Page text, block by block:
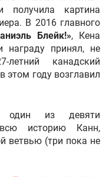
картина
В 2016 главного
Блейк!», Кена
награду принял, не
канадский
этом году возглавил
из девяти
историю Канн,
ветвью (три пока не